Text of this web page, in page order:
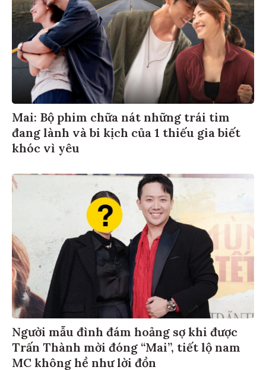
Mai: Bộ phim chữa nát những trái tim
đang lành và bi kịch của 1 thiếu gia biết
khóc vì yêu
Người mẫu đình đám hoảng sợ khi được
Trấn Thành mời đóng “Mai”, tiết lộ nam
MC không hề như lời đồn